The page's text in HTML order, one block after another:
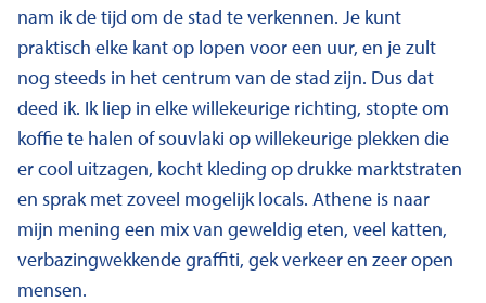
nam ik de tijd om de stad te verkennen. Je kunt
praktisch elke kant op lopen voor een uur, en je zult
nog steeds in het centrum van de stad zijn. Dus dat
deed ik. Ik liep in elke willekeurige richting, stopte om
koffie te halen of souvlaki op willekeurige plekken die
er cool uitzagen, kocht kleding op drukke marktstraten
en sprak met zoveel mogelijk locals. Athene is naar
mijn mening een mix van geweldig eten, veel katten,
verbazingwekkende graffiti, gek verkeer en zeer open
mensen.